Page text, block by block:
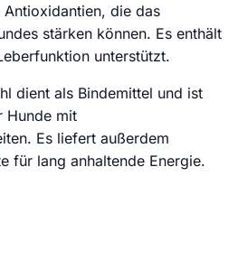
die das
stärken können. Es enthält
unterstützt.
dient als Bindemittel und ist
Hunde mit
Es liefert außerdem
für lang anhaltende Energie.